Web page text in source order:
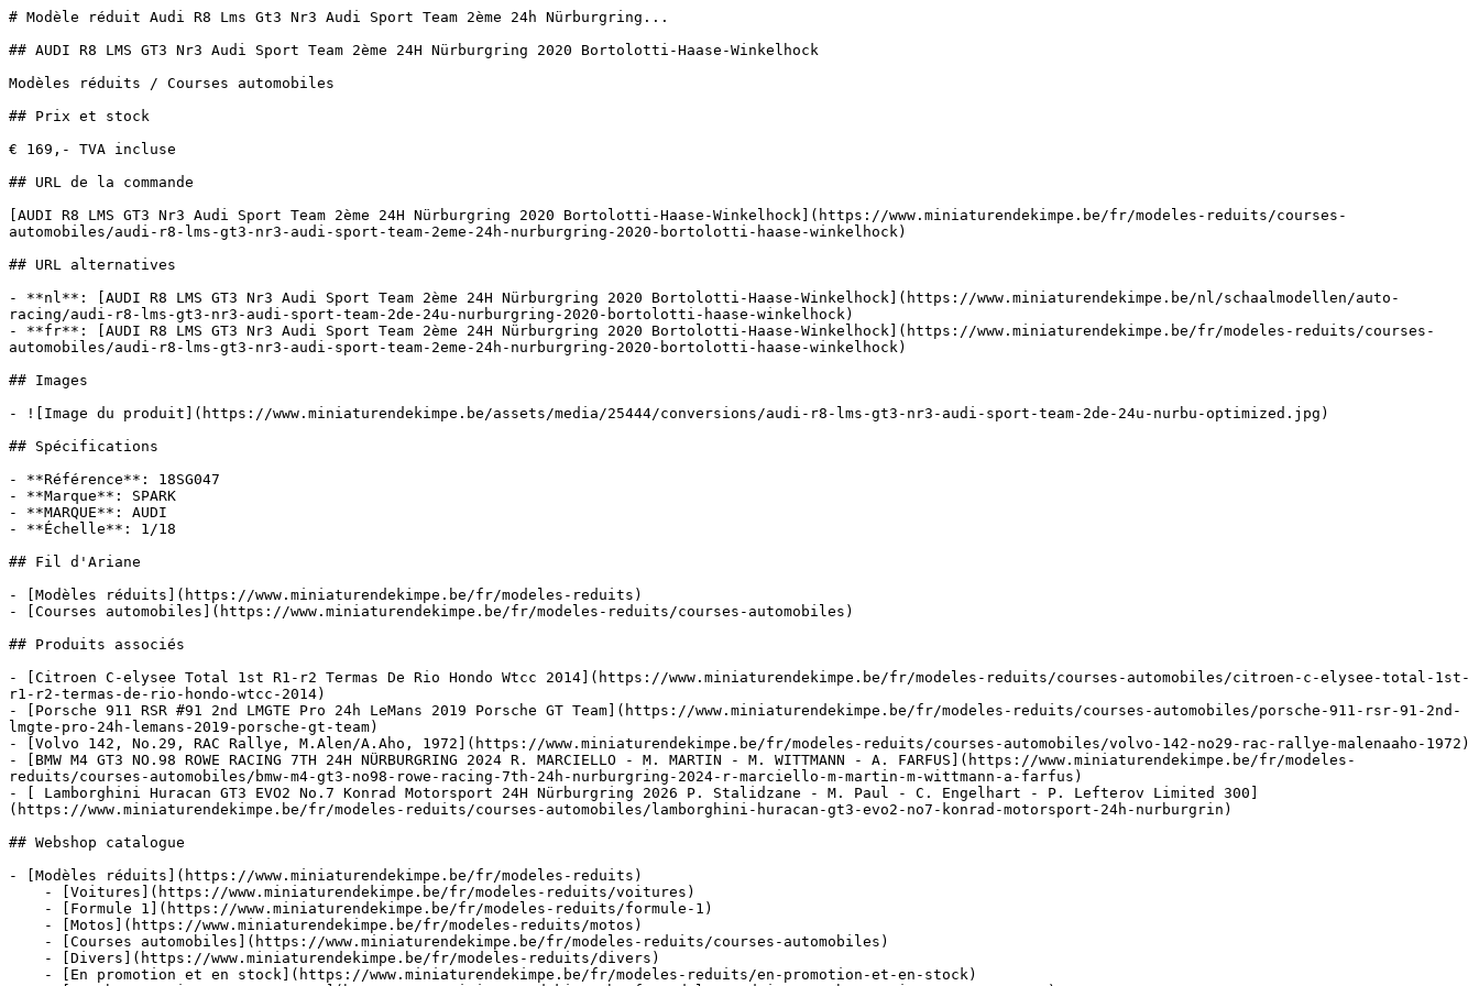
# Modèle réduit Audi R8 Lms Gt3 Nr3 Audi Sport Team 2ème 24h Nürburgring...
## AUDI R8 LMS GT3 Nr3 Audi Sport Team 2ème 24H Nürburgring 2020 Bortolotti-Haase-Winkelhock
Modèles réduits / Courses automobiles
## Prix et stock
€ 169,- TVA incluse
## URL de la commande
[AUDI R8 LMS GT3 Nr3 Audi Sport Team 2ème 24H Nürburgring 2020 Bortolotti-Haase-Winkelhock](https://www.miniaturendekimpe.be/fr/modeles-reduits/courses-
automobiles/audi-r8-lms-gt3-nr3-audi-sport-team-2eme-24h-nurburgring-2020-bortolotti-haase-winkelhock)
## URL alternatives
- **nl**: [AUDI R8 LMS GT3 Nr3 Audi Sport Team 2ème 24H Nürburgring 2020 Bortolotti-Haase-Winkelhock](https://www.miniaturendekimpe.be/nl/schaalmodellen/auto-
racing/audi-r8-lms-gt3-nr3-audi-sport-team-2de-24u-nurburgring-2020-bortolotti-haase-winkelhock)
- **fr**: [AUDI R8 LMS GT3 Nr3 Audi Sport Team 2ème 24H Nürburgring 2020 Bortolotti-Haase-Winkelhock](https://www.miniaturendekimpe.be/fr/modeles-reduits/courses-
automobiles/audi-r8-lms-gt3-nr3-audi-sport-team-2eme-24h-nurburgring-2020-bortolotti-haase-winkelhock)
## Images
- ![Image du produit](https://www.miniaturendekimpe.be/assets/media/25444/conversions/audi-r8-lms-gt3-nr3-audi-sport-team-2de-24u-nurbu-optimized.jpg)
## Spécifications
- **Référence**: 18SG047
- **Marque**: SPARK
- **MARQUE**: AUDI
- **Échelle**: 1/18
## Fil d'Ariane
- [Modèles réduits](https://www.miniaturendekimpe.be/fr/modeles-reduits)
- [Courses automobiles](https://www.miniaturendekimpe.be/fr/modeles-reduits/courses-automobiles)
## Produits associés
- [Citroen C-elysee Total 1st R1-r2 Termas De Rio Hondo Wtcc 2014](https://www.miniaturendekimpe.be/fr/modeles-reduits/courses-automobiles/citroen-c-elysee-total-1st-
r1-r2-termas-de-rio-hondo-wtcc-2014)
- [Porsche 911 RSR #91 2nd LMGTE Pro 24h LeMans 2019 Porsche GT Team](https://www.miniaturendekimpe.be/fr/modeles-reduits/courses-automobiles/porsche-911-rsr-91-2nd-
lmgte-pro-24h-lemans-2019-porsche-gt-team)
- [Volvo 142, No.29, RAC Rallye, M.Alen/A.Aho, 1972](https://www.miniaturendekimpe.be/fr/modeles-reduits/courses-automobiles/volvo-142-no29-rac-rallye-malenaaho-1972)
- [BMW M4 GT3 NO.98 ROWE RACING 7TH 24H NÜRBURGRING 2024 R. MARCIELLO - M. MARTIN - M. WITTMANN - A. FARFUS](https://www.miniaturendekimpe.be/fr/modeles-
reduits/courses-automobiles/bmw-m4-gt3-no98-rowe-racing-7th-24h-nurburgring-2024-r-marciello-m-martin-m-wittmann-a-farfus)
- [ Lamborghini Huracan GT3 EVO2 No.7 Konrad Motorsport 24H Nürburgring 2026 P. Stalidzane - M. Paul - C. Engelhart - P. Lefterov Limited 300]
(https://www.miniaturendekimpe.be/fr/modeles-reduits/courses-automobiles/lamborghini-huracan-gt3-evo2-no7-konrad-motorsport-24h-nurburgrin)
## Webshop catalogue
- [Modèles réduits](https://www.miniaturendekimpe.be/fr/modeles-reduits)